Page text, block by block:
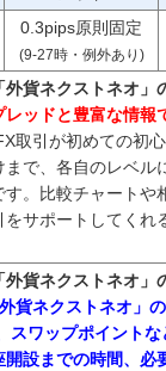
0.3pips原則固定
(9-27時・例外あり)
外貨ネクストネオ」
ッドと豊富な情報
取引が初めての初
で、各自のレベル
。比較チャートや
サポートしてくれ
外貨ネクストネオ」
貨ネクストネオ」
スワップポイント
設までの時間、必